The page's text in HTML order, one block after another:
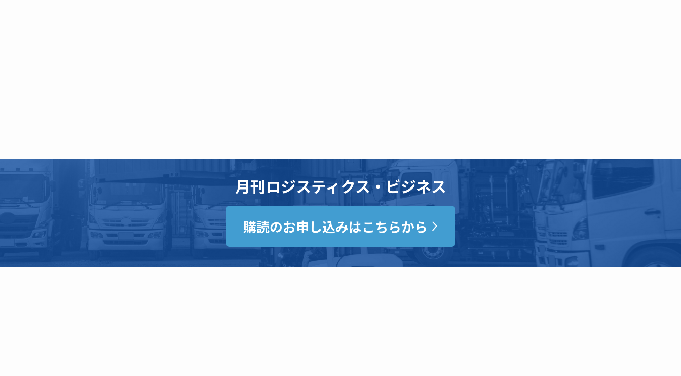
月刊ロジスティクス・ビジネス
購読のお申し込みはこちらから